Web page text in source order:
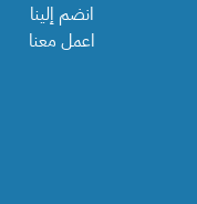
انضم إلينا
اعمل معنا